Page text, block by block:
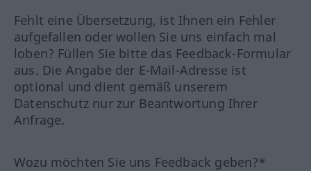
Fehlt eine Übersetzung, ist Ihnen ein Fehler
aufgefallen oder wollen Sie uns einfach mal
loben? Füllen Sie bitte das Feedback-Formular
aus. Die Angabe der E-Mail-Adresse ist
optional und dient gemäß unserem
Datenschutz nur zur Beantwortung Ihrer
Anfrage.
Wozu möchten Sie uns Feedback geben?*